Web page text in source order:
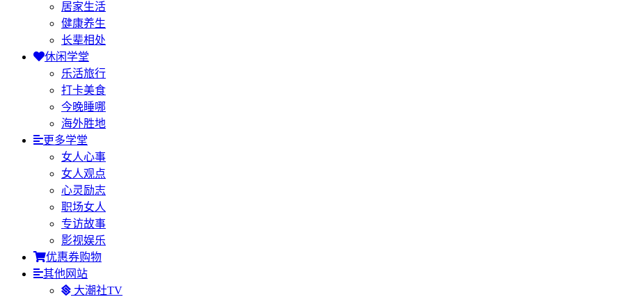
居家生活
健康养生
长辈相处
休闲学堂
乐活旅行
打卡美食
今晚睡哪
海外胜地
更多学堂
女人心事
女人观点
心灵励志
职场女人
专访故事
影视娱乐
优惠券购物
其他网站
大潮社TV